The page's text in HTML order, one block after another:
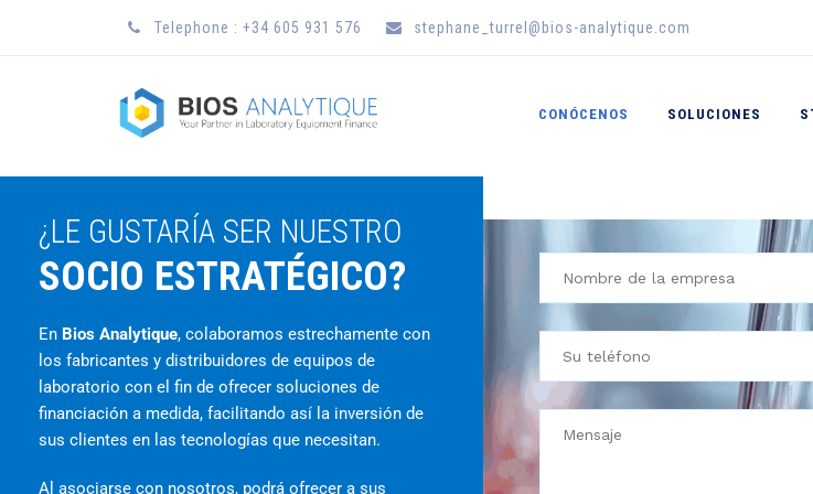
Telephone : +34 605 931 576 stephane_turrel@bios-analytique.com
CONÓCENOS SOLUCIONES
¿LE GUSTARÍA SER NUESTRO
SOCIO ESTRATÉGICO?
En Bios Analytique, colaboramos estrechamente con
los fabricantes y distribuidores de equipos de
laboratorio con el fin de ofrecer soluciones de
financiación a medida, facilitando así la inversión de
sus clientes en las tecnologías que necesitan.
Al asociarse con nosotros, podrá ofrecer a sus